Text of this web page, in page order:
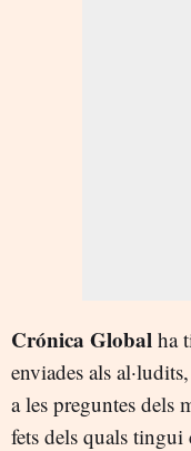
Crónica Global ha
enviades als
a les preguntes dels
fets dels quals